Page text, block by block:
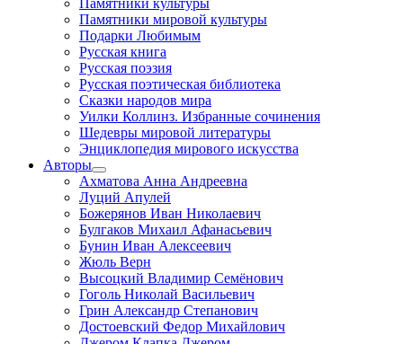
Памятники культуры
Памятники мировой культуры
Подарки Любимым
Русская книга
Русская поэзия
Русская поэтическая библиотека
Сказки народов мира
Уилки Коллинз. Избранные сочинения
Шедевры мировой литературы
Энциклопедия мирового искусства
Авторы
Ахматова Анна Андреевна
Луций Апулей
Божерянов Иван Николаевич
Булгаков Михаил Афанасьевич
Бунин Иван Алексеевич
Жюль Верн
Высоцкий Владимир Семёнович
Гоголь Николай Васильевич
Грин Александр Степанович
Достоевский Федор Михайлович